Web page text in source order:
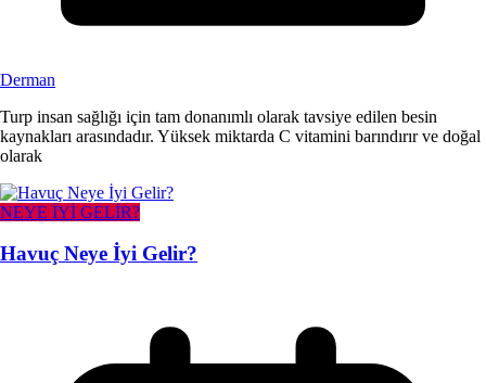
Derman
Turp insan sağlığı için tam donanımlı olarak tavsiye edilen besin
kaynakları arasındadır. Yüksek miktarda C vitamini barındırır ve doğal
olarak
NEYE İYİ GELİR?
Havuç Neye İyi Gelir?